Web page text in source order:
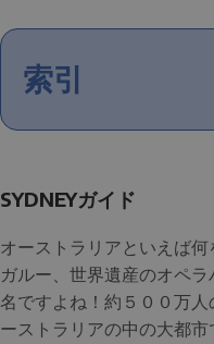
索引
SYDNEYガイド
オーストラリアといえば
ガルー、世界遺産のオペ
名ですよね！約５００万
ーストラリアの中の大都